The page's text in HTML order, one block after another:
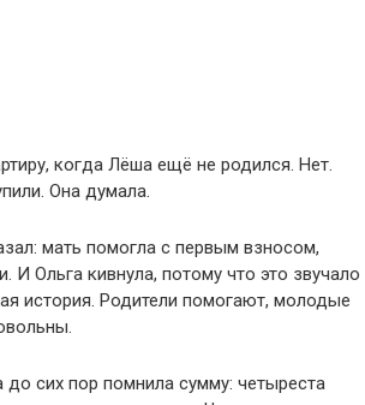
когда Лёша ещё не родился. Нет.
Она думала.
мать помогла с первым взносом,
И Ольга кивнула, потому что это звучало
история. Родители помогают, молодые
сих пор помнила сумму: четыреста